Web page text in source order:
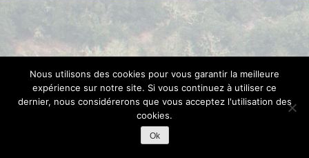
Nous utilisons des cookies pour vous garantir la meilleure
expérience sur notre site. Si vous continuez à utiliser ce
dernier, nous considérerons que vous acceptez l'utilisation des
cookies.
Ok